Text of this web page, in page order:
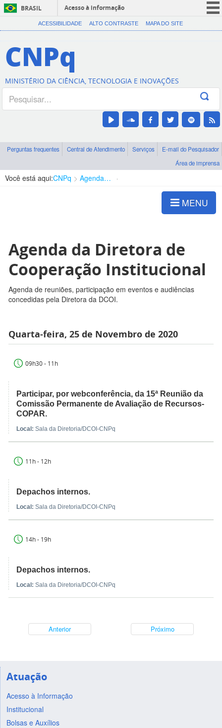
BRASIL
Acesso à informação
CORONAVÍRUS (COVID-19)
Canais
ACESSIBILIDADE ALTO CONTRASTE MAPA DO SITE
CNPq
MINISTÉRIO DA CIÊNCIA, TECNOLOGIA E INOVAÇÕES
Perguntas frequentes Central de Atendimento Serviços
E-mail do Pesquisador
Área de imprensa
Você está aqui:CNPq Agenda de autoridades
MENU
Agenda da Diretora de
Cooperação Institucional
Agenda de reuniões, participação em eventos e audiências
concedidas pela Diretora da DCOI.
Quarta-feira, 25 de Novembro de 2020
09h30 - 11h
Participar, por webconferência, da 15ª Reunião da
Comissão Permanente de Avaliação de Recursos-
COPAR.
Local: Sala da Diretoria/DCOI-CNPq
11h - 12h
Depachos internos.
Local: Sala da Diretoria/DCOI-CNPq
14h - 19h
Depachos internos.
Local: Sala da Diretoria/DCOI-CNPq
Anterior Próximo
Atuação
Acesso à Informação
Institucional
Bolsas e Auxílios